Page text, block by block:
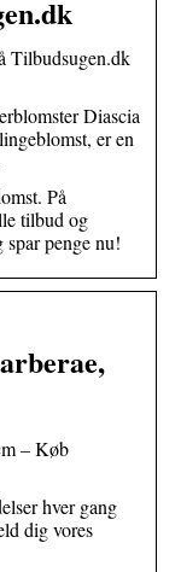
Tilbudsugen.dk
Diascia
er en
På
tilbud og
penge nu!
– Køb
hver gang
dig vores